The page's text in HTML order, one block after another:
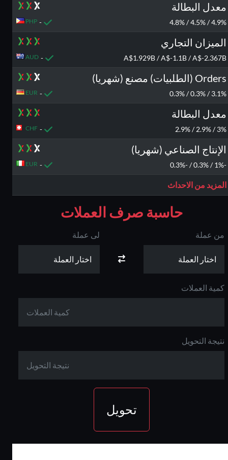
معدل البطالة
4.9% / 4.5% / 4.8%
-
PHP
الميزان التجاري
A$1.929B / A$-1.1B / A$-2.367B
-
AUD
Orders (الطلبيات) مصنع (شهريا)
3.1% / 0.3% / 0.3%
-
EUR
معدل البطالة
3% / 2.9% / 2.9%
-
CHF
الإنتاج الصناعي (شهريا)
-1% / 0.3% / -0.3%
-
EUR
المزيد من الاحداث
حاسبة صرف العملات
من عملة لى عملة
كمية العملات
نتيجة التحويل
تحويل